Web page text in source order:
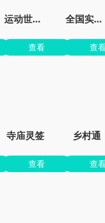
运动世界校园官方
查看
全国实况摄像头
查
寺庙灵签
查看
乡村通
查